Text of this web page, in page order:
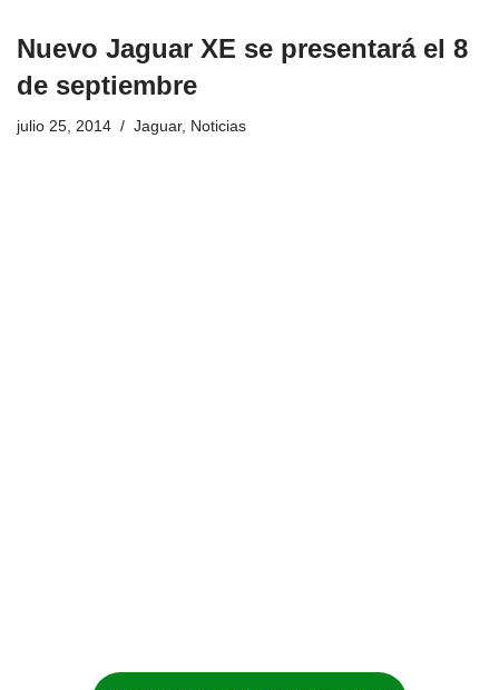
Nuevo Jaguar XE se presentará el 8
de septiembre
julio 25, 2014 Jaguar, Noticias